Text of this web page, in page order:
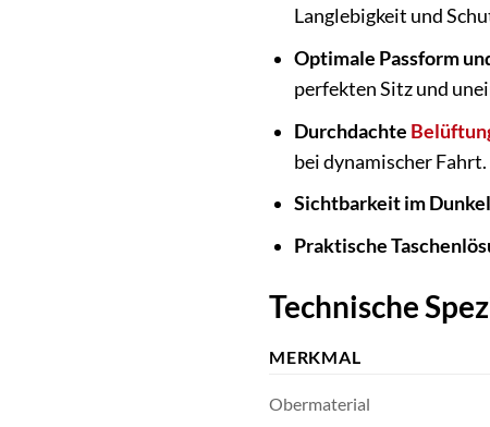
Langlebigkeit und
Optimale Passform
perfekten Sitz und
Durchdachte
bei dynamischer Fahrt.
Sichtbarkeit im
Praktische
Technische
MERKMAL
Obermaterial